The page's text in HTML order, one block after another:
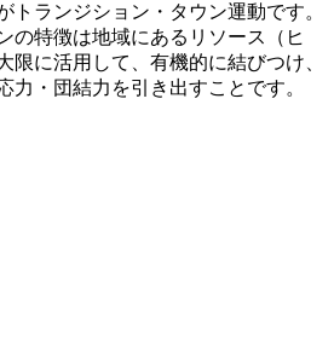
トランジション・タウン運動です。
の特徴は地域にあるリソース（ヒ
限に活用して、有機的に結びつけ、
力・団結力を引き出すことです。